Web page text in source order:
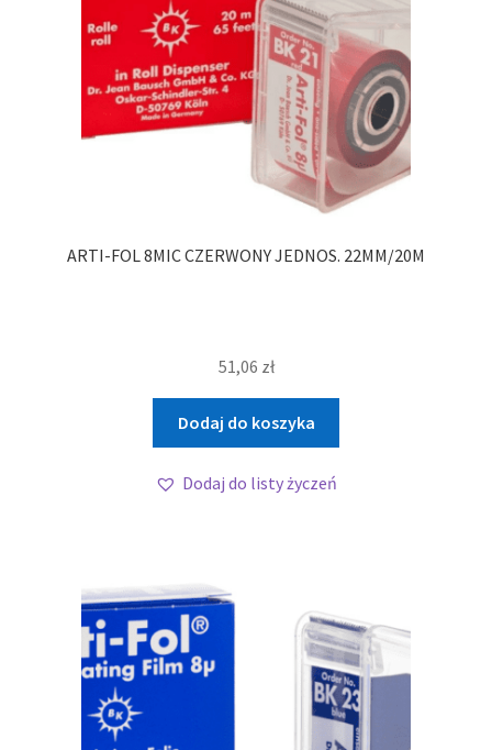
ARTI-FOL 8MIC CZERWONY JEDNOS. 22MM/20M
51,06 zł
Dodaj do koszyka
Dodaj do listy życzeń